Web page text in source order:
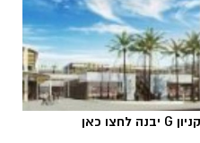
ההצגות
בהם הבימה,
חיפה. סדרת גיל
ייחודיים
קניון G יבנה לחצו כאן